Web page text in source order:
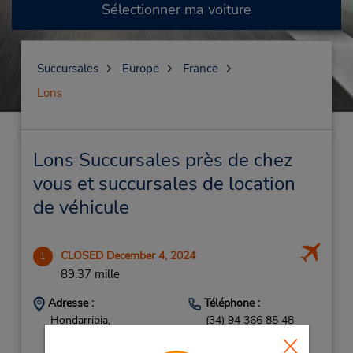
Sélectionner ma voiture
Succursales Europe
France
Lons
Lons Succursales près de chez
vous et succursales de location
de véhicule
1 CLOSED December 4, 2024
89.37 mille
Adresse :
Hondarribia,
Téléphone :
(34) 94 366 85 48